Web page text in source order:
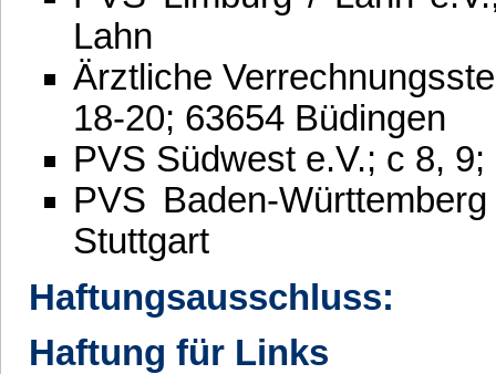
Lahn
Ärztliche
18-20; 63654 Büdingen
PVS Südwest e.V.; c 8,
PVS Baden-
Stuttgart
Haftungsausschluss:
Haftung für Links